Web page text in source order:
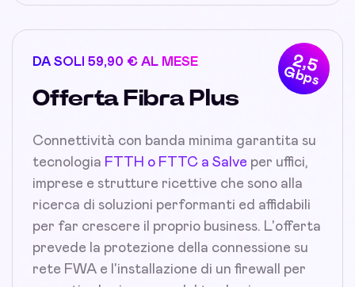
2,5
Gbps
DA SOLI 59,90 € AL MESE
Offerta Fibra Plus
Connettività con banda minima garantita su
tecnologia FTTH o FTTC a Salve per uffici,
imprese e strutture ricettive che sono alla
ricerca di soluzioni performanti ed affidabili
per far crescere il proprio business. L'offerta
prevede la protezione della connessione su
rete FWA e l'installazione di un firewall per